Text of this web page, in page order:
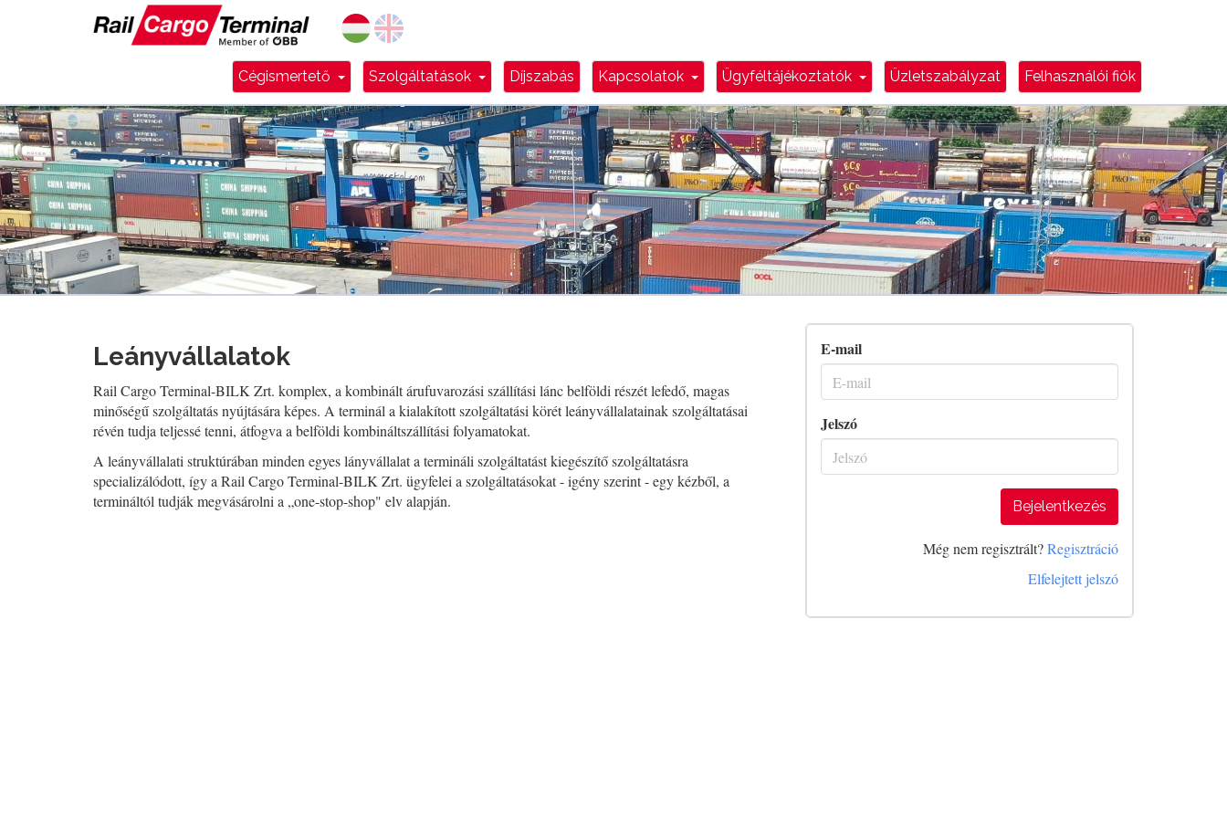
Cégismertető Dropdown Toggle
Szolgáltatások Dropdown Toggle
Díjszabás Kapcsolatok Dropdown Toggle
Ügyféltájékoztatók Dropdown Toggle
Üzletszabályzat Felhasználói fiók
Leányvállalatok
Rail Cargo Terminal-BILK Zrt. komplex, a kombinált árufuvarozási szállítási lánc belföldi részét lefedő, magas
minőségű szolgáltatás nyújtására képes. A terminál a kialakított szolgáltatási körét leányvállalatainak szolgáltatásai
révén tudja teljessé tenni, átfogva a belföldi kombináltszállítási folyamatokat.
A leányvállalati struktúrában minden egyes lányvállalat a termináli szolgáltatást kiegészítő szolgáltatásra
specializálódott, így a Rail Cargo Terminal-BILK Zrt. ügyfelei a szolgáltatásokat - igény szerint - egy kézből, a
termináltól tudják megvásárolni a „one-stop-shop" elv alapján.
E-mail
Jelszó
Bejelentkezés
Még nem regisztrált?Regisztráció
Elfelejtett jelszó